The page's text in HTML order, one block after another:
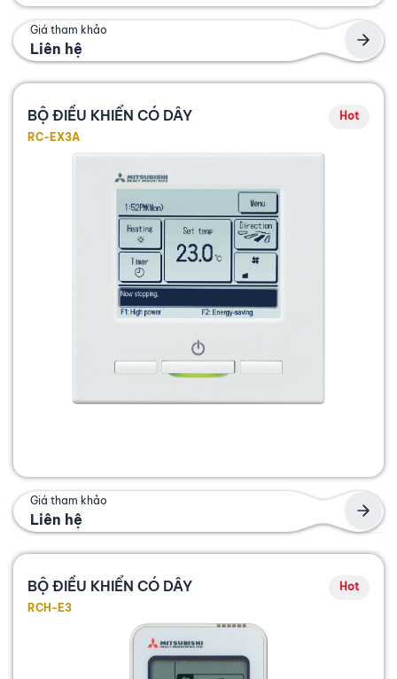
Giá tham khảo
Liên hệ
BỘ ĐIỀU KHIỂN CÓ DÂY
Hot
RC-EX3A
Giá tham khảo
Liên hệ
BỘ ĐIỀU KHIỂN CÓ DÂY
Hot
RCH-E3